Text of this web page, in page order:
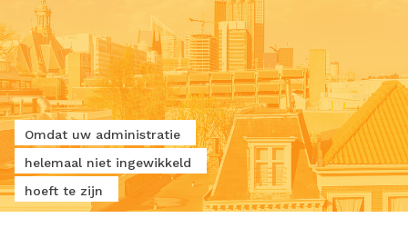
Omdat uw administratie
helemaal niet ingewikkeld
hoeft te zijn